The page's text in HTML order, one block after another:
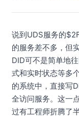
说到UDS服务的
的服务差不多，但
DID可不是简单地
式和实时状态等多
的系统中，直接写
全访问服务。这一
过有工程师折腾了